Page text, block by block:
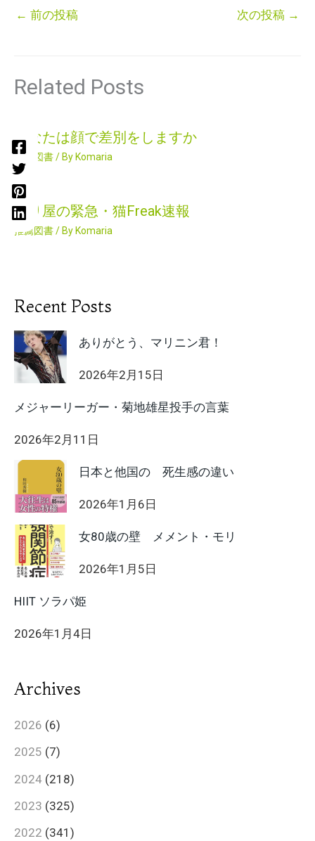
← 前の投稿 次の投稿 →
Related Posts
あなたは顔で差別をしますか
推薦図書/ ByKomaria
困り屋の緊急・猫Freak速報
推薦図書/ ByKomaria
Recent Posts
ありがとう、マリニン君！
2026年2月15日
メジャーリーガー・菊地雄星投手の言葉
2026年2月11日
日本と他国の 死生感の違い
2026年1月6日
女80歳の壁 メメント・モリ
2026年1月5日
HIIT ソラパ姫
2026年1月4日
Archives
2026 (6)
2025 (7)
2024 (218)
2023 (325)
2022 (341)